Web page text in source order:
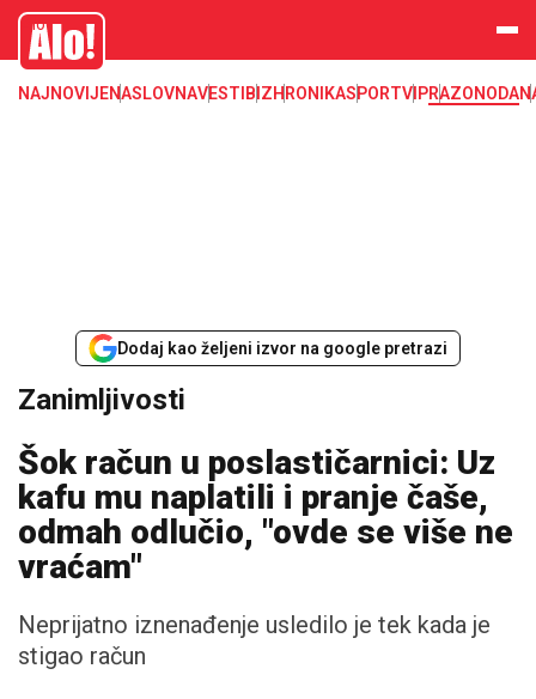
Zanimljivosti
Alo
NAJNOVIJENASLOVNAVESTI BIZHRONIKASPORTVIPRAZONODA
Dodaj kao željeni izvor na google pretrazi
Zanimljivosti
Šok račun u poslastičarnici: Uz
kafu mu naplatili i pranje čaše,
odmah odlučio, "ovde se više ne
vraćam"
Neprijatno iznenađenje usledilo je tek kada je
stigao račun